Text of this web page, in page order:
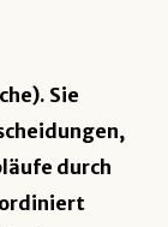
Sie
durch